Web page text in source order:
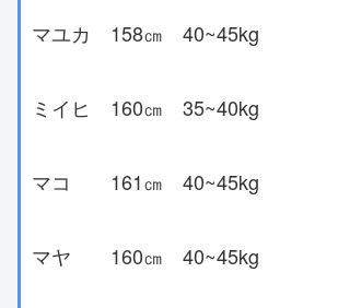
マユカ 158㎝ 40~45kg
ミイヒ 160㎝ 35~40kg
マコ 161㎝ 40~45kg
マヤ 160㎝ 40~45kg